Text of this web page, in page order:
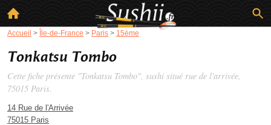
Accueil > Île-de-France > Paris > 15ème
Tonkatsu Tombo
Cette fiche présente "Tonkatsu Tombo", sushi situé rue de l'arrivée,
75015 Paris.
14 Rue de l'Arrivée
75015 Paris